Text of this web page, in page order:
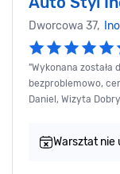
Dworcowa 37,
"Wykonana została
bezproblemowo,
Daniel, Wizyta
Warsztat nie